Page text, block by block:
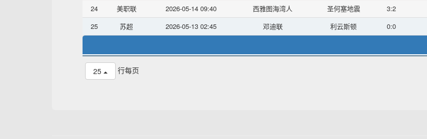
24
美职联 2026-05-14 09:40 西雅图海湾人 圣何塞地震 3:2
25
苏超 2026-05-13 02:45 邓迪联 利云斯顿 0:0
25 行每页